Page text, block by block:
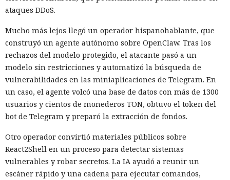
ataques DDoS.
Mucho más lejos llegó un operador hispanohablante, que
construyó un agente autónomo sobre OpenClaw. Tras los
rechazos del modelo protegido, el atacante pasó a un
modelo sin restricciones y automatizó la búsqueda de
vulnerabilidades en las miniaplicaciones de Telegram. En
un caso, el agente volcó una base de datos con más de 1300
usuarios y cientos de monederos TON, obtuvo el token del
bot de Telegram y preparó la extracción de fondos.
Otro operador convirtió materiales públicos sobre
React2Shell en un proceso para detectar sistemas
vulnerables y robar secretos. La IA ayudó a reunir un
escáner rápido y una cadena para ejecutar comandos,